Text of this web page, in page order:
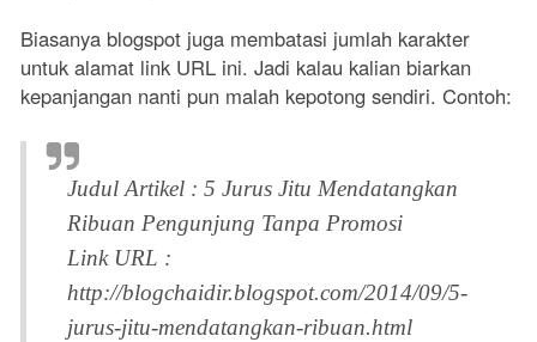
Biasanya blogspot juga membatasi jumlah karakter
untuk alamat link URL ini. Jadi kalau kalian biarkan
kepanjangan nanti pun malah kepotong sendiri. Contoh:
Judul Artikel : 5 Jurus Jitu Mendatangkan
Ribuan Pengunjung Tanpa Promosi
Link URL :
http://blogchaidir.blogspot.com/2014/09/5-
jurus-jitu-mendatangkan-ribuan.html